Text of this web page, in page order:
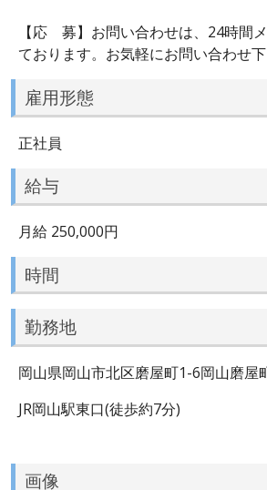
【応 募】お問い合わせは、24時間
ております。お気軽にお問い合わせ下
雇用形態
正社員
給与
月給 250,000円
時間
勤務地
岡山県岡山市北区磨屋町1-6岡山磨屋
JR岡山駅東口(徒歩約7分)
画像